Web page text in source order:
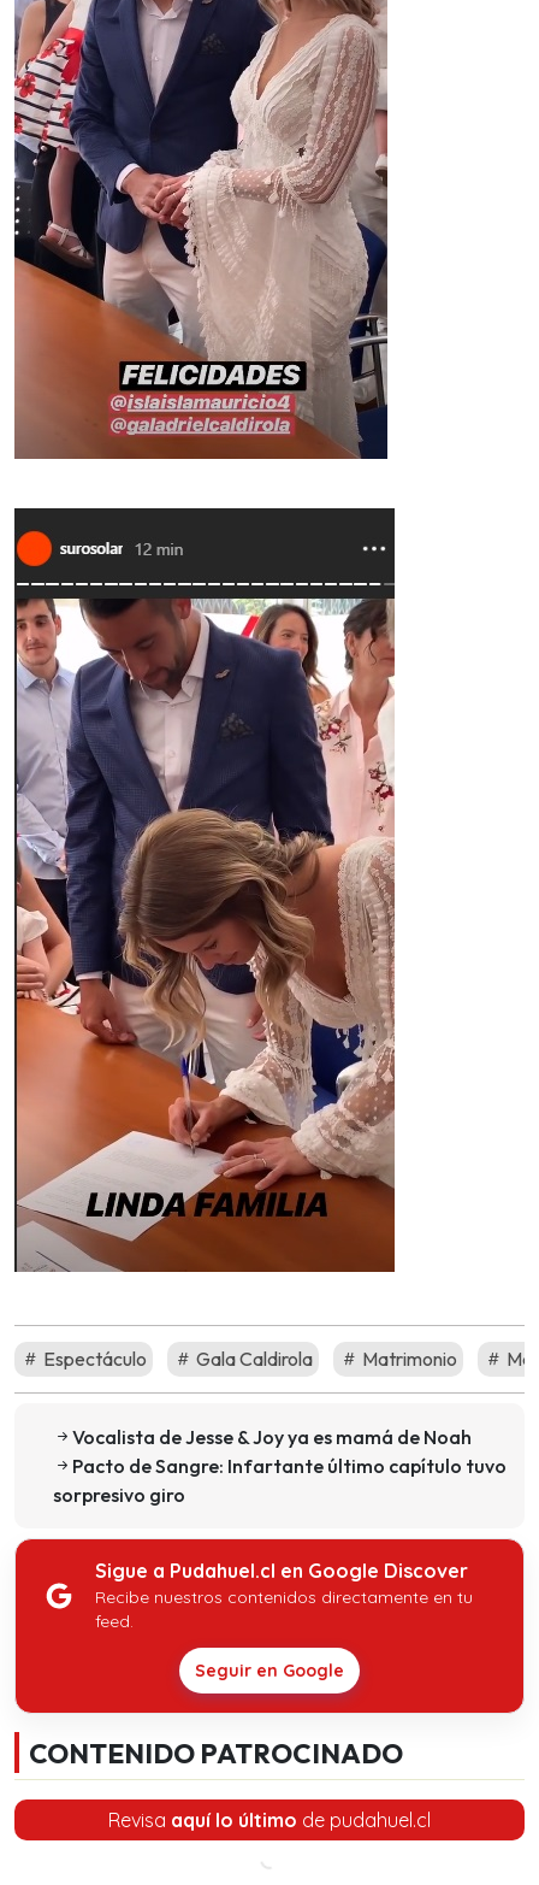
Espectáculo Gala Caldirola Matrimonio
Vocalista de Jesse & Joy ya es mamá de Noah
Pacto de Sangre: Infartante último capítulo tuvo
sorpresivo giro
Sigue a Pudahuel.cl en Google Discover
Recibe nuestros contenidos directamente en tu
feed.
Seguir en Google
CONTENIDO PATROCINADO
Revisa aquí lo último de pudahuel.cl